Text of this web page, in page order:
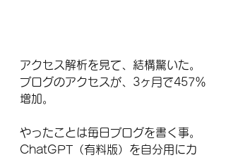
アクセス解析を見て、結構驚いた。
ブログのアクセスが、3ヶ月で457％
増加。
やったことは毎日ブログを書く事。
ChatGPT（有料版）を自分用にカ